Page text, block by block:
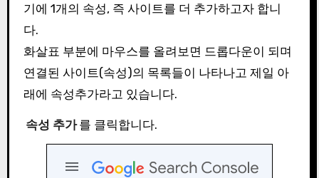
기에 1개의 속성, 즉 사이트를 더 추가하고자 합니
다.
화살표 부분에 마우스를 올려보면 드롭다운이 되며
연결된 사이트(속성)의 목록들이 나타나고 제일 아
래에 속성추가라고 있습니다.
속성 추가 를 클릭합니다.